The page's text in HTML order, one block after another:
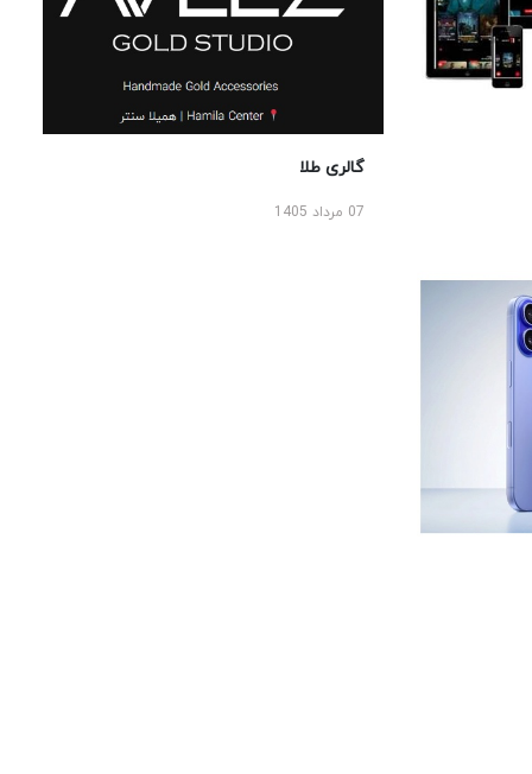
گالری طلا
07 مرداد 1405